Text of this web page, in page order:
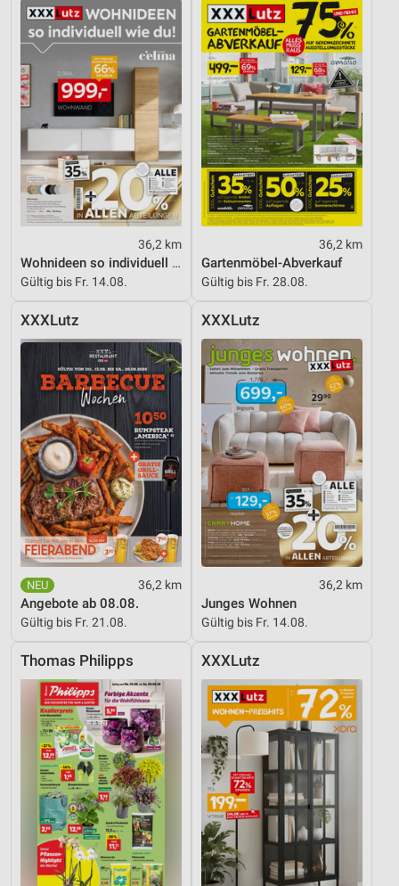
36,2 km
Wohnideen so individuell wie du!
Gültig bis Fr. 14.08.
36,2 km
Gartenmöbel-Abverkauf
Gültig bis Fr. 28.08.
XXXLutz
36,2 km
Angebote ab 08.08.
Gültig bis Fr. 21.08.
XXXLutz
36,2 km
Junges Wohnen
Gültig bis Fr. 14.08.
Thomas Philipps XXXLutz